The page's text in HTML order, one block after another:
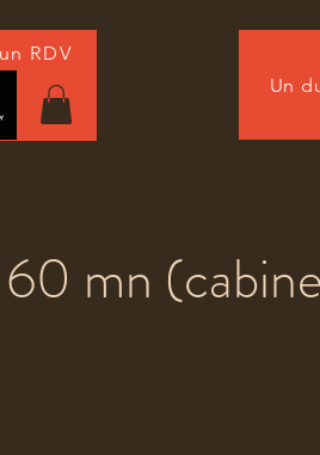
Un
RDV
mn